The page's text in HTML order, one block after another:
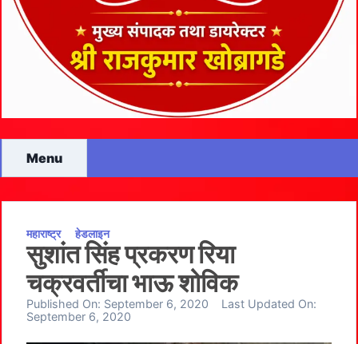
Menu
महाराष्ट्र हेडलाइन
सुशांत सिंह प्रकरण रिया
चक्रवर्तीचा भाऊ शोविक
Published On: September 6, 2020
Last Updated On:
September 6, 2020